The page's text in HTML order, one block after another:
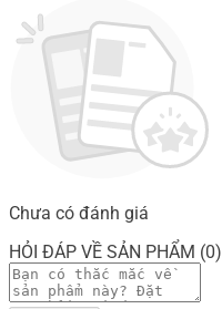
Chưa có đánh giá
HỎI ĐÁP VỀ SẢN PHẨM (0)